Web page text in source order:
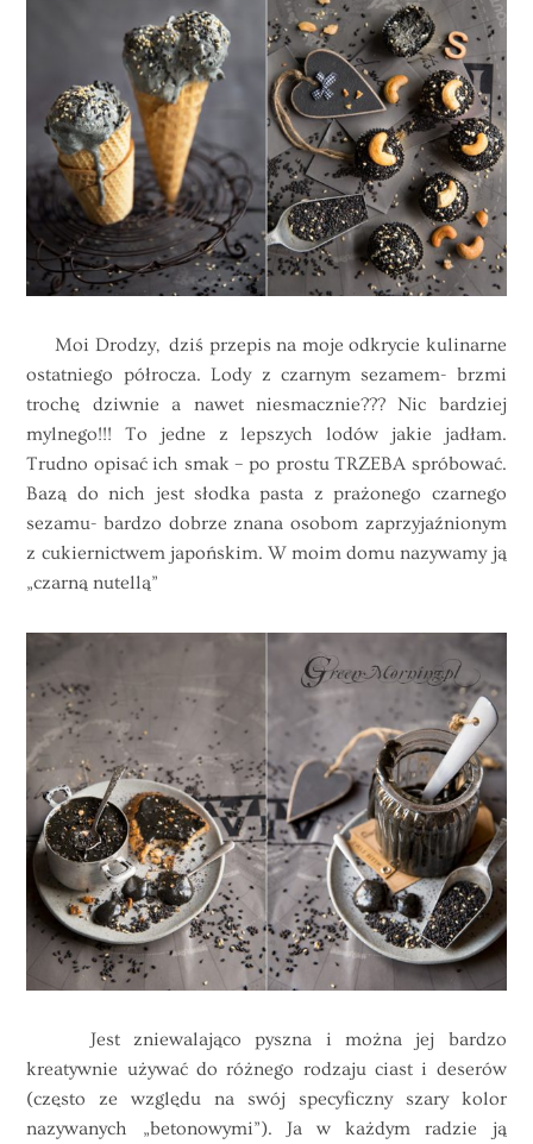
Moi Drodzy, dziś przepis na moje odkrycie kulinarne
ostatniego półrocza. Lody z czarnym sezamem- brzmi
trochę dziwnie a nawet niesmacznie??? Nic bardziej
mylnego!!! To jedne z lepszych lodów jakie jadłam.
Trudno opisać ich smak – po prostu TRZEBA spróbować.
Bazą do nich jest słodka pasta z prażonego czarnego
sezamu- bardzo dobrze znana osobom zaprzyjaźnionym
z cukiernictwem japońskim. W moim domu nazywamy ją
„czarną nutellą”
Jest zniewalająco pyszna i można jej bardzo
kreatywnie używać do różnego rodzaju ciast i deserów
(często ze względu na swój specyficzny szary kolor
nazywanych „betonowymi”). Ja w każdym radzie ją